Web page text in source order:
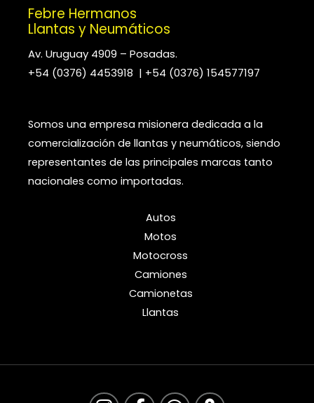
Febre Hermanos
Llantas y Neumáticos
Av. Uruguay 4909 – Posadas.
+54 (0376) 4453918 | +54 (0376) 154577197
Somos una empresa misionera dedicada a la
comercialización de llantas y neumáticos, siendo
representantes de las principales marcas tanto
nacionales como importadas.
Autos
Motos
Motocross
Camiones
Camionetas
Llantas